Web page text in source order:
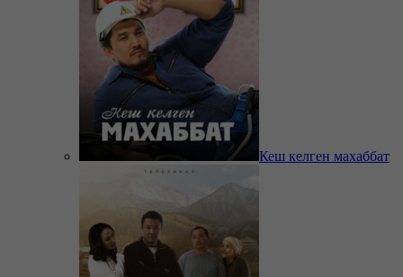
Кеш келген махаббат